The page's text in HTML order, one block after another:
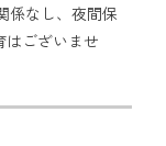
係なし、夜間保
ございませ